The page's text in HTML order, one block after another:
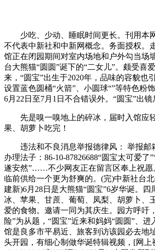
少吃、少动、睡眠时间更长。刊用本网
不代表中新社和中新网概念。务面授权。
馆正在闭园期间对室内场地和户外勾当场
台大熊猫“圆圆”诞下的“二女儿”。颇受喜
来，“圆宝”出生于2020年，品味的容貌也
设置蓝色圆桶“火箭”、小圆球“”等特色粉
6月22日至7月1日不合错误外。“圆宝”出镜
先是嗅一嗅地上的碎冰，届时入馆应
果、胡萝卜吃完！
违法和不良消息举报德律风： 举报邮
办理法子：86-10-87826688“圆宝太可爱了
遂安然”……不少网友正在留言区奉上祝愿
临前供给一个更为舒爽的。(完)中新社台
建新)6月28日是大熊猫“圆宝”6岁华诞。四
冰、苹果、甘蔗、葡萄、凤梨、胡萝卜、
爱的食物。邀请一同为其庆生。园方呼吁
险”为从题，“圆宝”近来和妈妈“圆圆”、
馆是良多市平易近、旅客到访该园必去地
头开园，有细心制做华诞特辑视频，[网上